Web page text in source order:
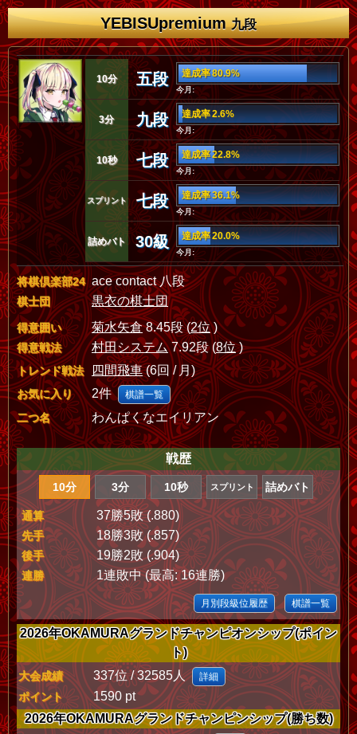
YEBISUpremium九段
10分 五段 達成率 80.9%
今月:
3分 九段 達成率 2.6%
今月:
10秒 七段 達成率 22.8%
今月:
スプリント 七段 達成率 36.1%
今月:
詰めバト 30級 達成率 20.0%
今月:
将棋倶楽部24 ace contact 八段
棋士団 黒衣の棋士団
得意囲い 菊水矢倉8.45段 (2位)
得意戦法 村田システム7.92段 (8位)
トレンド戦法 四間飛車(6回 / 月)
お気に入り 2件 棋譜一覧
二つ名 わんぱくなエイリアン
戦歴
10分 3分 10秒 スプリント 詰めバト
通算 37勝5敗 (.880)
先手 18勝3敗 (.857)
後手 19勝2敗 (.904)
連勝 1連敗中 (最高: 16連勝)
月別段級位履歴 棋譜一覧
2026年OKAMURAグランドチャンピオンシップ(ポイン
ト)
大会成績 337位 / 32585人 詳細
ポイント
1590 pt
2026年OKAMURAグランドチャンピンシップ(勝ち数)